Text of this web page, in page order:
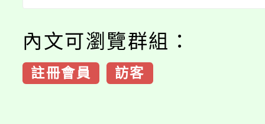
內文可瀏覽群組：
註冊會員 訪客